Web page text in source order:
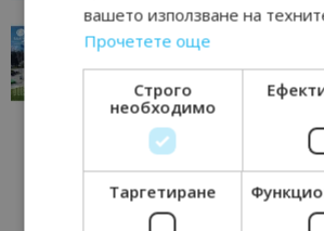
традициите, културата и
17/06/2026 09:01
вашето използване на
Прочетете още
Строго
необходимо
Таргетиране